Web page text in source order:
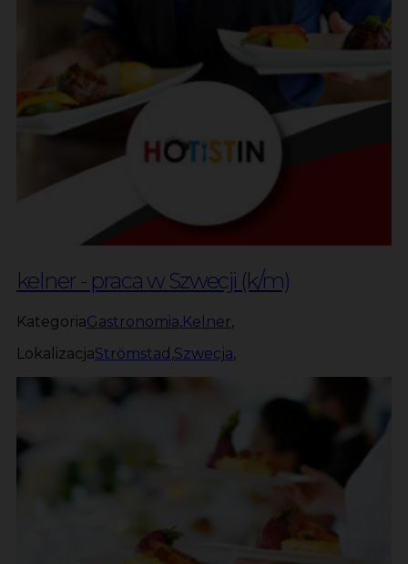
kelner - praca w Szwecji (k/m)
KategoriaGastronomia,Kelner,
LokalizacjaStrömstad ,Szwecja,